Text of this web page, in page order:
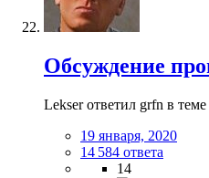
Обсуждение
Lekser ответил grfn в теме
19 января, 2020
14 584 ответа
14